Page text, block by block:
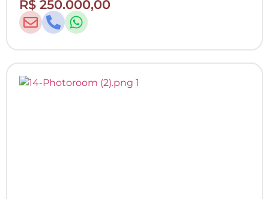
R$ 250.000,00